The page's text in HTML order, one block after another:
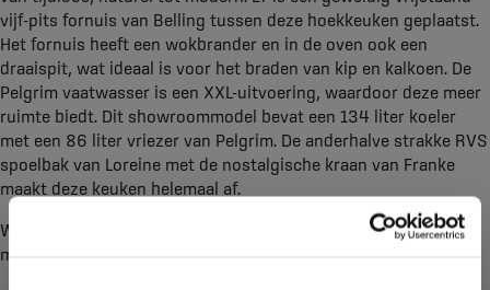
vijf-pits fornuis van Belling tussen deze hoekkeuken geplaatst.
Het fornuis heeft een wokbrander en in de oven ook een
draaispit, wat ideaal is voor het braden van kip en kalkoen. De
Pelgrim vaatwasser is een XXL-uitvoering, waardoor deze meer
ruimte biedt. Dit showroommodel bevat een 134 liter koeler
met een 86 liter vriezer van Pelgrim. De anderhalve strakke RVS
spoelbak van Loreine met de nostalgische kraan van Franke
maakt deze keuken helemaal af.
Wil je meer weten over deze hoekkeuken of over de
mogelijkheden?